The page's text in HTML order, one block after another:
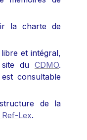
la charte de
et intégral,
du CDMO.
consultable
de la
Lex.